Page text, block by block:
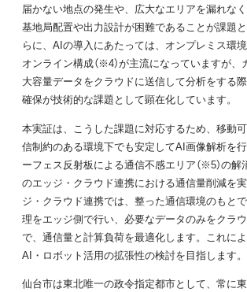
届かない地点の発生や、広大なエリアを漏れな
基地局配置や出力設計が困難であることが課題
らに、AIの導入にあたっては、オンプレミス環
オンライン構成（※4）が主流になっていますが
大容量データをクラウドに送信して分析をする
確保が技術的な課題として顕在化しています。
本実証は、こうした課題に対応するため、移動
信制約のある環境下でも安定してAI画像解析を
ーフェス反射板による通信不感エリア（※5）の
のエッジ・クラウド連携における通信量削減を
ジ・クラウド連携では、整った通信環境のもと
理をエッジ側で行い、必要なデータのみをクラ
で、通信量と計算負荷を最適化します。これに
AI・ロボット活用の拡張性の検討を目指します。
仙台市は東北唯一の政令指定都市として、常に